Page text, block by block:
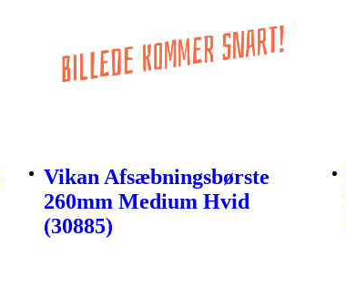
Vikan Afsæbningsbørste
260mm Medium Hvid
(30885)